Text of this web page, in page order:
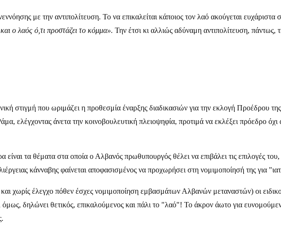
με την αντιπολίτευση. Το να επικαλείται κάποιος τον λαό ακούγεται ευχάριστα
ο λαός ό,τι προστάζει το κόμμα». Την έτσι κι αλλιώς αδύναμη αντιπολίτευση, πάντως,
στιγμή που ωριμάζει η προθεσμία έναρξης διαδικασιών για την εκλογή Προέδρου
ελέγχοντας άνετα την κοινοβουλευτική πλειοψηφία, προτιμά να εκλέξει πρόεδρο
τα θέματα στα οποία ο Αλβανός πρωθυπουργός θέλει να επιβάλει τις επιλογές
κάνναβης φαίνεται αποφασισμένος να προχωρήσει στη νομιμοποίησή της για
χωρίς έλεγχο πόθεν έσχες νομιμοποίηση εμβασμάτων Αλβανών μεταναστών) οι
δηλώνει θετικός, επικαλούμενος και πάλι το "λαό"! Το άκρον άωτο για